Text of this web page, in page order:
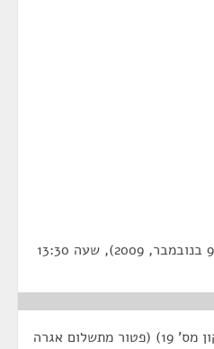
הצעת חוק רשות השידור (תיקון מס' 19) (פטור מתשלום אגרה